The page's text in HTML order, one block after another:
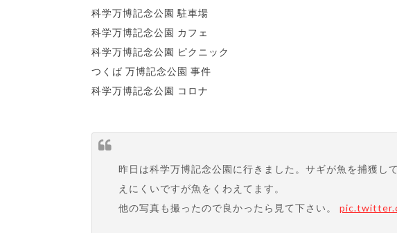
科学万博記念公園 駐車場
科学万博記念公園 カフェ
科学万博記念公園 ピクニック
つくば 万博記念公園 事件
科学万博記念公園 コロナ
昨日は科学万博記念公園に行きました。サギが魚を捕獲し
えにくいですが魚をくわえてます。
他の写真も撮ったので良かったら見て下さい。